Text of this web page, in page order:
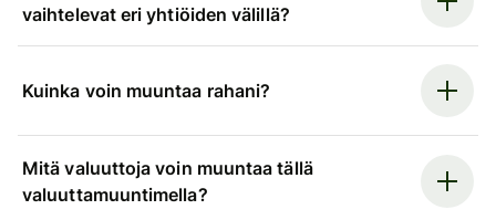
vaihtelevat eri yhtiöiden välillä?
Kuinka voin muuntaa rahani?
Mitä valuuttoja voin muuntaa tällä
valuuttamuuntimella?